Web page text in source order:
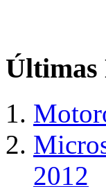
Últimas
2012